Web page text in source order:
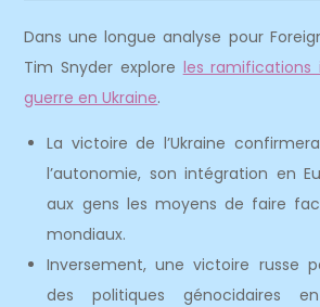
Dans une longue analyse pour
Tim Snyder explore les ramifications
guerre en Ukraine.
La victoire de l’Ukraine
l’autonomie, son intégration en
aux gens les moyens de faire
mondiaux.
Inversement, une victoire russe
des politiques génocidaires